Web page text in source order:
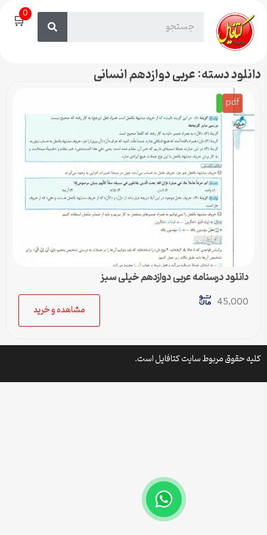
🛒0
دانلود دسته: عربی دوازدهم انسانی
pdf
دانلود درسنامه عربی دوازدهم خیلی سبز
45,000
مشاهده و خرید
کلیه حقوق مربوط سایت کتافایل است.